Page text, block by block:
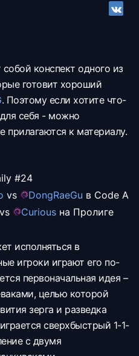
конспект одного из
готовит хороший
. Поэтому если хотите что-
себя - можно
прилагаются к материалу.
#24
vs DongRaeGu в Code A
vs Curious на Пролиге
исполняться в
игроки играют его по-
первоначальная идея –
целью которой
зерга и разведка
сверхбыстрый 1-1-
с двумя